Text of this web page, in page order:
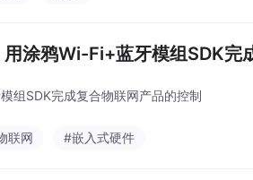
用涂鸦Wi-Fi+蓝牙模组SDK完
组SDK完成复合物联网产品的控制
联网 #嵌入式硬件